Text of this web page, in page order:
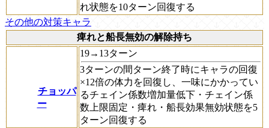
れ状態を10ターン回復する
その他の対策キャラ
痺れと船長無効の解除持ち
チョッパ
ー
19→13ターン
3ターンの間ターン終了時にキャラの回復
×12倍の体力を回復し、一味にかかってい
るチェイン係数増加量低下・チェイン係
数上限固定・痺れ・船長効果無効状態を5
ターン回復する